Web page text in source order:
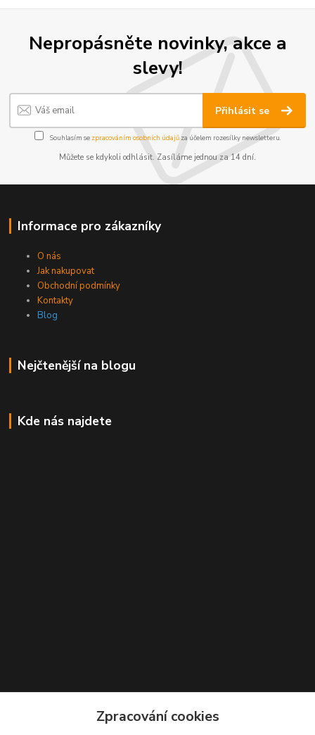
Nepropásněte novinky, akce a
slevy!
Přihlásit se
Souhlasím se zpracováním osobních údajůza účelem rozesílky newsletteru.
Můžete se kdykoli odhlásit. Zasíláme jednou za 14 dní.
Informace pro zákazníky
O nás
Jak nakupovat
Obchodní podmínky
Kontakty
Blog
Nejčtenější na blogu
Kde nás najdete
Zpracování cookies